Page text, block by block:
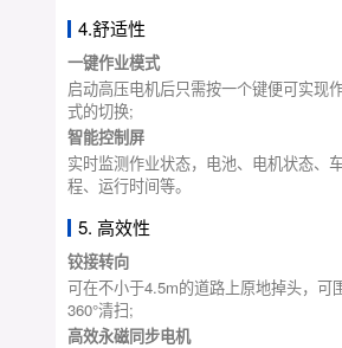
4.舒适性
一键作业模式
启动高压电机后只需按一个键便可实现
式的切换;
智能控制屏
实时监测作业状态，电池、电机状态、
程、运行时间等。
5. 高效性
铰接转向
可在不小于4.5m的道路上原地掉头，可
360°清扫;
高效永磁同步电机